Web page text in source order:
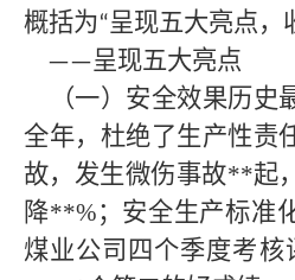
概括为“呈现五大亮点，
——呈现五大亮点
（一）安全效果历史
全年，杜绝了生产性责
故，发生微伤事故**起
降**%；安全生产标准
煤业公司四个季度考核